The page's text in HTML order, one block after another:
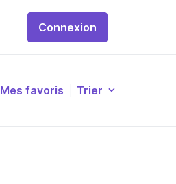
Connexion
Mes favoris Trier